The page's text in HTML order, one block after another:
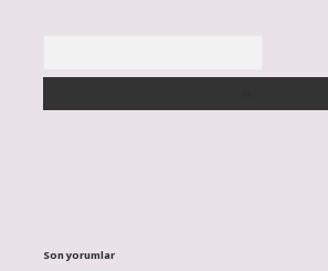
Son yorumlar